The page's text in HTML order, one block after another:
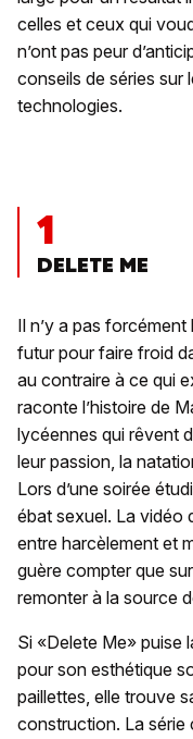
celles et ceux qui
n’ont pas peur
conseils de séries sur
technologies.
1
DELETE ME
Il n’y a pas
futur pour faire froid
au contraire à ce qui
raconte l’histoire de
lycéennes qui rêvent
leur passion, la
Lors d’une soirée
ébat sexuel. La vidéo
entre harcèlement et
guère compter que
remonter à la source
Si «Delete Me» puise
pour son esthétique
paillettes, elle trouve
construction. La série